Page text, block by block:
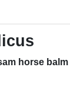
horse balm